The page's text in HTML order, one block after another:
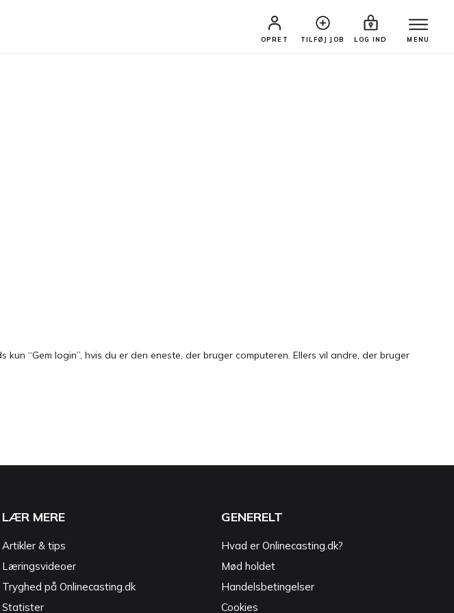
OPRET TILFØJ JOB LOG IND MENU
“Gem login”, hvis du er den eneste, der bruger computeren. Ellers vil andre, der bruger
LÆR MERE
Artikler & tips
Læringsvideoer
Tryghed på Onlinecasting.dk
Statister
GENERELT
Hvad er Onlinecasting.dk?
Mød holdet
Handelsbetingelser
Cookies